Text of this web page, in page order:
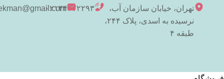
تهران، خیابان سازمان آب،
نرسیده به اسدی، پلاک ۲۴۴،
طبقه ۴
۰۲۱۴۴۳۷۲۲۹۳